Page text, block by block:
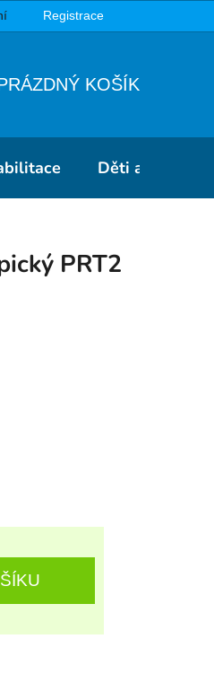
Registrace
KOŠÍK
Děti a školky
PRT2